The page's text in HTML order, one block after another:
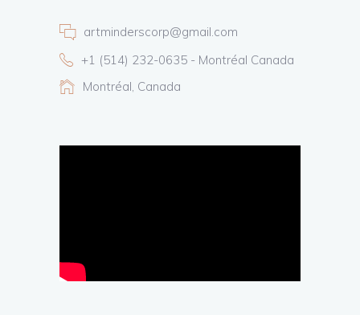
artminderscorp@gmail.com
+1 (514) 232-0635 - Montréal Canada
Montréal, Canada